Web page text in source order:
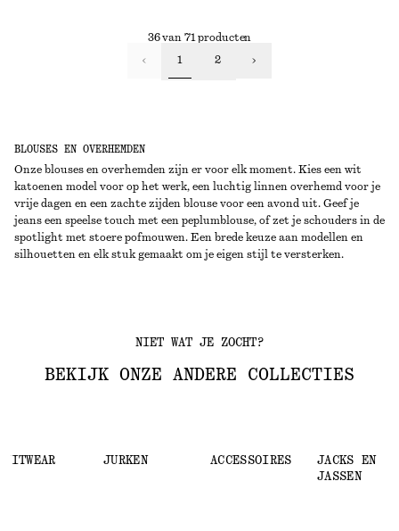
BLOUSES EN OVERHEMDEN
Onze blouses en overhemden zijn er voor elk moment. Kies een wit
katoenen model voor op het werk, een luchtig linnen overhemd voor je
vrije dagen en een zachte zijden blouse voor een avond uit. Geef je
jeans een speelse touch met een peplumblouse, of zet je schouders in de
spotlight met stoere pofmouwen. Een brede keuze aan modellen en
silhouetten en elk stuk gemaakt om je eigen stijl te versterken.
36 van 71 producten
1 2
NIET WAT JE ZOCHT?
BEKIJK ONZE ANDERE COLLECTIES
JURKEN ACCESSOIRES
JACKS EN
JASSEN